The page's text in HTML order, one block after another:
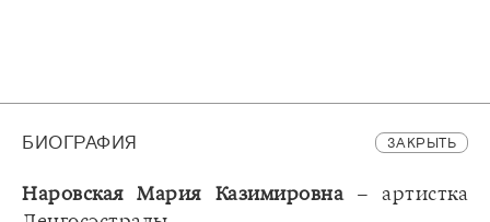
БИОГРАФИЯ ЗАКРЫТЬ
Наровская Мария Казимировна– артистка